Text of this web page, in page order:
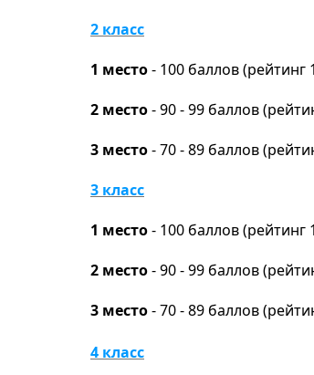
2 класс
1 место- 100 баллов (рейтинг
2 место- 90 - 99 баллов
3 место- 70 - 89 баллов
3 класс
1 место- 100 баллов (рейтинг
2 место- 90 - 99 баллов
3 место- 70 - 89 баллов
4 класс